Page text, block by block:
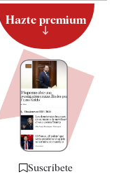
Hazte premium
Suscríbete